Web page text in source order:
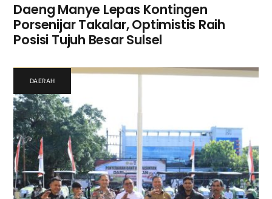
Daeng Manye Lepas Kontingen
Porsenijar Takalar, Optimistis Raih
Posisi Tujuh Besar Sulsel
DAERAH